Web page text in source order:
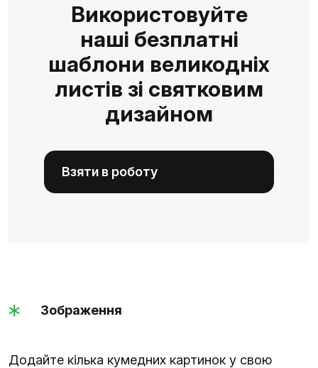
Використовуйте
наші безплатні
шаблони великодніх
листів зі святковим
дизайном
Взяти в роботу
Зображення
Додайте кілька кумедних картинок у свою